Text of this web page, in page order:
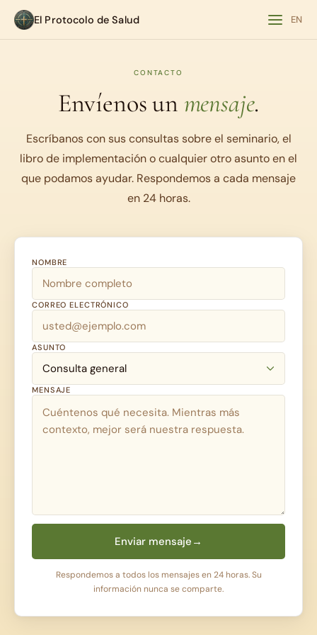
El Protocolo de Salud EN
CONTACTO
Envíenos un mensaje.
Escríbanos con sus consultas sobre el seminario, el
libro de implementación o cualquier otro asunto en el
que podamos ayudar. Respondemos a cada mensaje
en 24 horas.
NOMBRE
CORREO ELECTRÓNICO
ASUNTO
MENSAJE
Enviar mensaje →
Respondemos a todos los mensajes en 24 horas. Su
información nunca se comparte.